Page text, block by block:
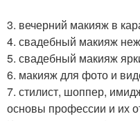
3. вечерний макияж в
4. свадебный макияж
5. свадебный макияж
6. макияж для фото и
7. стилист, шоппер,
основы профессии и их